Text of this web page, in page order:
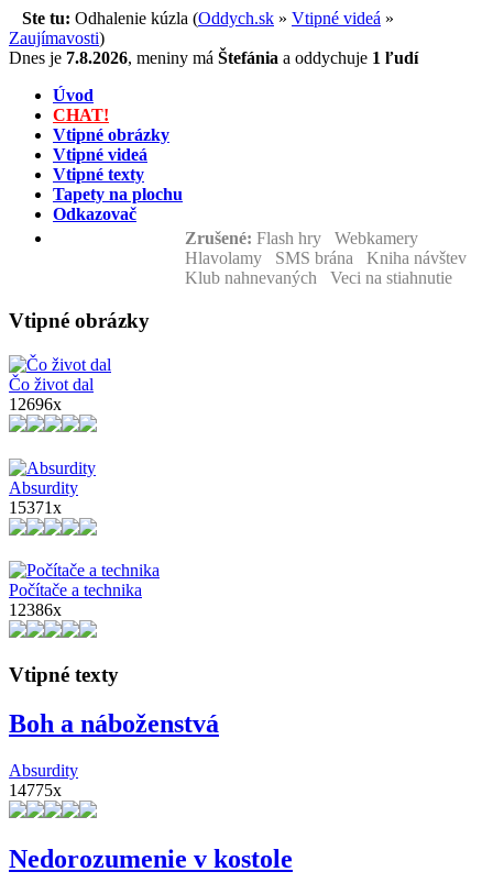
Ste tu: Odhalenie kúzla (Oddych.sk » Vtipné videá »
Zaujímavosti)
Dnes je 7.8.2026, meniny má Štefánia a oddychuje 1 ľudí
Úvod
CHAT!
Vtipné obrázky
Vtipné videá
Vtipné texty
Tapety na plochu
Odkazovač
Zrušené: Flash hry Webkamery
Hlavolamy SMS brána Kniha návštev
Klub nahnevaných Veci na stiahnutie
Vtipné obrázky
Čo život dal
12696x
Absurdity
15371x
Počítače a technika
12386x
Vtipné texty
Boh a náboženstvá
Absurdity
14775x
Nedorozumenie v kostole